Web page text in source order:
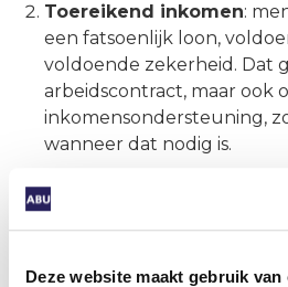
Deze website maakt gebruik van
Toereikend inkomen:
een fatsoenlijk loon,
voldoende zekerheid. Dat
arbeidscontract, maar ook
inkomensondersteuning,
wanneer dat nodig is.
Duurzame loopbanen
:
dan 1 baan bij 1
inzet is om mensen bij